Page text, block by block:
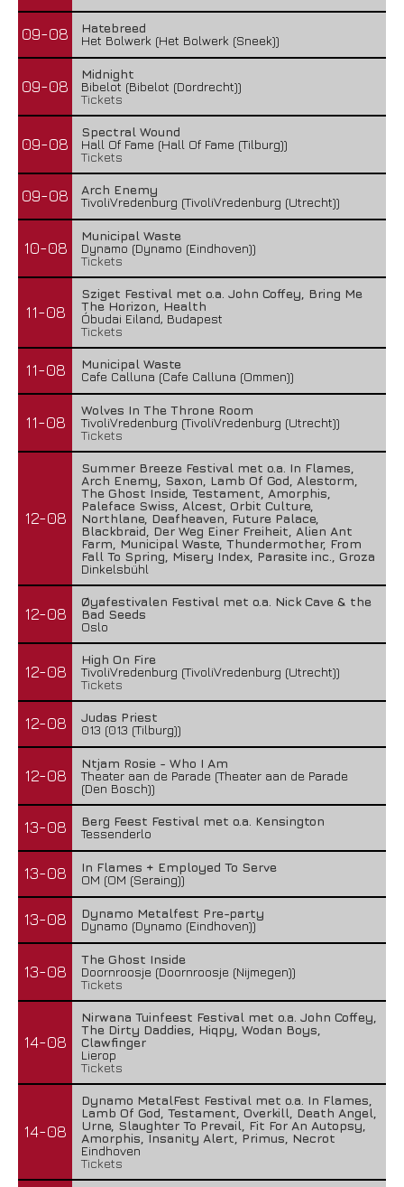
Combichrist – The Venom In The Mouth Of...
1 augustus 2026
Lunatic Soul – Transition II
29 juli 2026
Boneripper – Radiant In Ruin
27 juli 2026
Waterparks – Jinx
26 juli 2026
09-08
Hatebreed
Het Bolwerk (Het Bolwerk (Sneek))
09-08
Midnight
Bibelot (Bibelot (Dordrecht))
Tickets
09-08
Spectral Wound
Hall Of Fame (Hall Of Fame (Tilburg))
Tickets
09-08
Arch Enemy
TivoliVredenburg (TivoliVredenburg (Utrecht))
10-08
Municipal Waste
Dynamo (Dynamo (Eindhoven))
Tickets
11-08
Sziget Festival met o.a. John Coffey, Bring Me
The Horizon, Health
Óbudai Eiland, Budapest
Tickets
11-08
Municipal Waste
Cafe Calluna (Cafe Calluna (Ommen))
11-08
Wolves In The Throne Room
TivoliVredenburg (TivoliVredenburg (Utrecht))
Tickets
12-08
Summer Breeze Festival met o.a. In Flames,
Arch Enemy, Saxon, Lamb Of God, Alestorm,
The Ghost Inside, Testament, Amorphis,
Paleface Swiss, Alcest, Orbit Culture,
Northlane, Deafheaven, Future Palace,
Blackbraid, Der Weg Einer Freiheit, Alien Ant
Farm, Municipal Waste, Thundermother, From
Fall To Spring, Misery Index, Parasite inc., Groza
Dinkelsbühl
12-08
Øyafestivalen Festival met o.a. Nick Cave & the
Bad Seeds
Oslo
12-08
High On Fire
TivoliVredenburg (TivoliVredenburg (Utrecht))
Tickets
12-08
Judas Priest
013 (013 (Tilburg))
12-08
Ntjam Rosie - Who I Am
Theater aan de Parade (Theater aan de Parade
(Den Bosch))
13-08
Berg Feest Festival met o.a. Kensington
Tessenderlo
13-08
In Flames + Employed To Serve
OM (OM (Seraing))
13-08
Dynamo Metalfest Pre-party
Dynamo (Dynamo (Eindhoven))
13-08
The Ghost Inside
Doornroosje (Doornroosje (Nijmegen))
Tickets
14-08
Nirwana Tuinfeest Festival met o.a. John Coffey,
The Dirty Daddies, Hiqpy, Wodan Boys,
Clawfinger
Lierop
Tickets
14-08
Dynamo MetalFest Festival met o.a. In Flames,
Lamb Of God, Testament, Overkill, Death Angel,
Urne, Slaughter To Prevail, Fit For An Autopsy,
Amorphis, Insanity Alert, Primus, Necrot
Eindhoven
Tickets